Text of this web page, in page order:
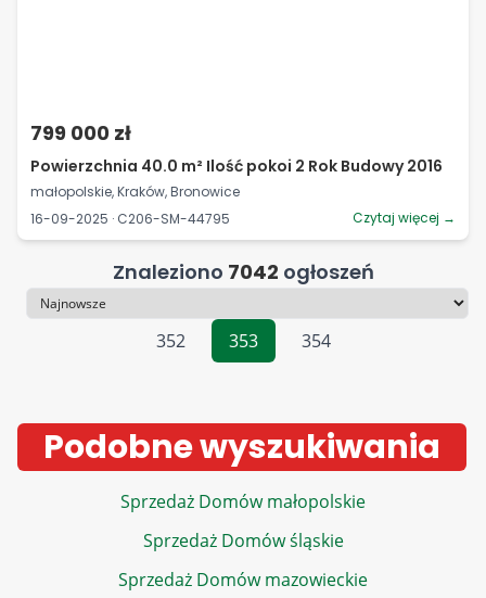
799 000 zł
Powierzchnia 40.0 m² Ilość pokoi 2 Rok Budowy 2016
małopolskie, Kraków, Bronowice
16-09-2025 · C206-SM-44795
Czytaj więcej →
Znaleziono 7042 ogłoszeń
Sortowanie
352
353 354
Podobne wyszukiwania
Sprzedaż Domów małopolskie
Sprzedaż Domów śląskie
Sprzedaż Domów mazowieckie